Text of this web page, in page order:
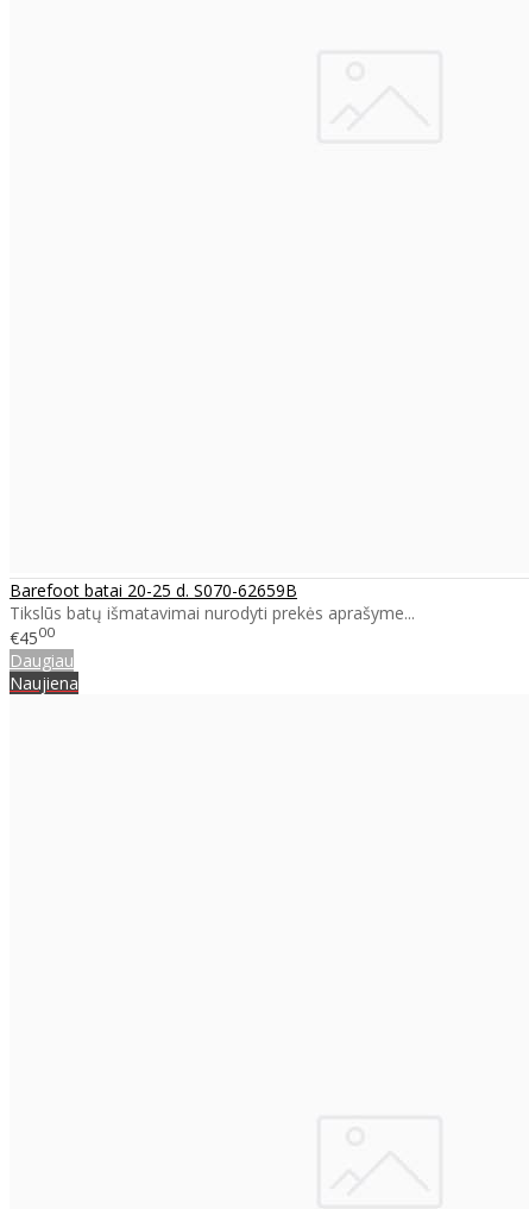
Barefoot batai 20-25 d. S070-62659B
Tikslūs batų išmatavimai nurodyti prekės aprašyme...
€4500
Daugiau
Naujiena